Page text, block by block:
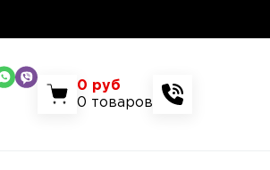
0 руб
0 товаров